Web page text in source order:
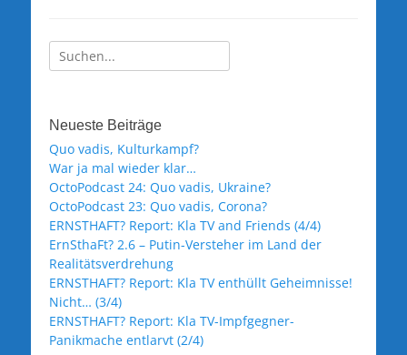
Suche
nach:
Neueste Beiträge
Quo vadis, Kulturkampf?
War ja mal wieder klar…
OctoPodcast 24: Quo vadis, Ukraine?
OctoPodcast 23: Quo vadis, Corona?
ERNSTHAFT? Report: Kla TV and Friends (4/4)
ErnSthaFt? 2.6 – Putin-Versteher im Land der
Realitätsverdrehung
ERNSTHAFT? Report: Kla TV enthüllt Geheimnisse!
Nicht… (3/4)
ERNSTHAFT? Report: Kla TV-Impfgegner-
Panikmache entlarvt (2/4)